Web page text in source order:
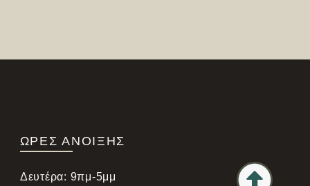
ΩΡΕΣ ΑΝΟΙΞΗΣ
Δευτέρα: 9πμ-5μμ